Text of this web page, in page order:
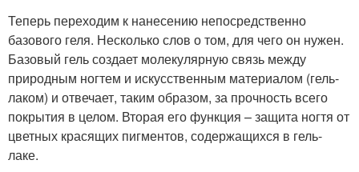
Теперь переходим к нанесению непосредственно
базового геля. Несколько слов о том, для чего он нужен.
Базовый гель создает молекулярную связь между
природным ногтем и искусственным материалом (гель-
лаком) и отвечает, таким образом, за прочность всего
покрытия в целом. Вторая его функция – защита ногтя от
цветных красящих пигментов, содержащихся в гель-
лаке.